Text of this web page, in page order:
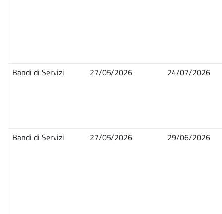
Bandi di Servizi 27/05/2026 24/07/2026
Bandi di Servizi 27/05/2026 29/06/2026